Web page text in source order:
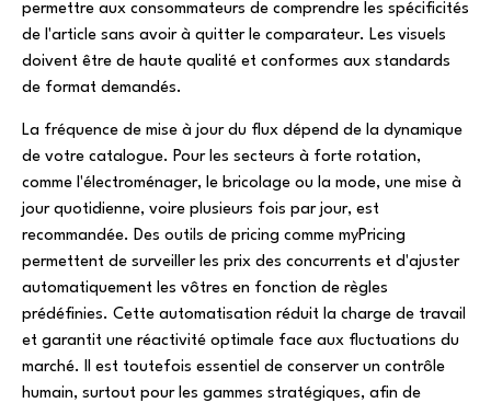
permettre aux consommateurs de comprendre les spécificités
de l'article sans avoir à quitter le comparateur. Les visuels
doivent être de haute qualité et conformes aux standards
de format demandés.
La fréquence de mise à jour du flux dépend de la dynamique
de votre catalogue. Pour les secteurs à forte rotation,
comme l'électroménager, le bricolage ou la mode, une mise à
jour quotidienne, voire plusieurs fois par jour, est
recommandée. Des outils de pricing comme myPricing
permettent de surveiller les prix des concurrents et d'ajuster
automatiquement les vôtres en fonction de règles
prédéfinies. Cette automatisation réduit la charge de travail
et garantit une réactivité optimale face aux fluctuations du
marché. Il est toutefois essentiel de conserver un contrôle
humain, surtout pour les gammes stratégiques, afin de